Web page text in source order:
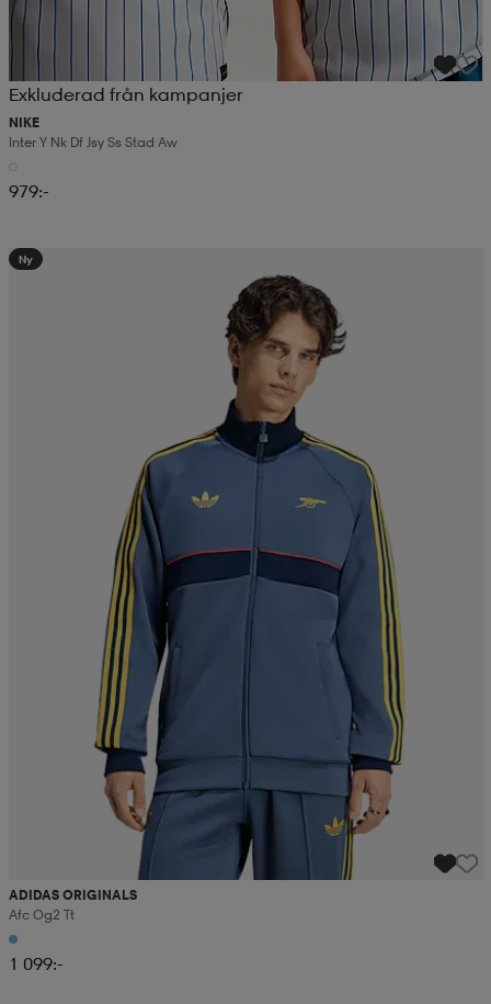
Exkluderad från kampanjer
NIKE
Inter Y Nk Df Jsy Ss Stad Aw
979:-
Ny
ADIDAS ORIGINALS
Afc Og2 Tt
1 099:-